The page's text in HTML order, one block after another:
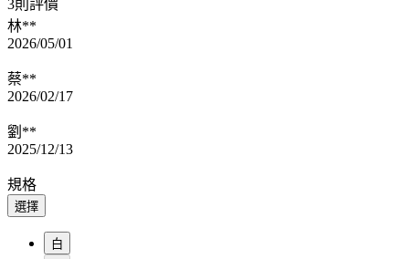
3則評價
林**
2026/05/01
蔡**
2026/02/17
劉**
2025/12/13
規格
選擇
白